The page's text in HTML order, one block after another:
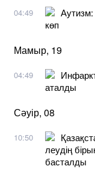
04:49
Аутизм:
көп
Мамыр, 19
04:49
аталды
Сәуір, 08
10:50
леудің
басталды